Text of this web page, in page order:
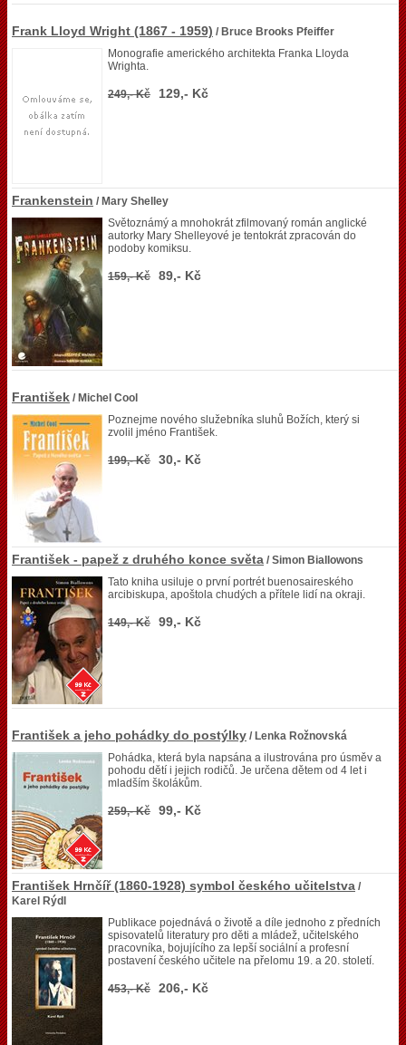
Frank Lloyd Wright (1867 - 1959) / Bruce Brooks Pfeiffer
Monografie amerického architekta Franka Lloyda
Wrighta.
249,- Kč 129,- Kč
Frankenstein / Mary Shelley
Světoznámý a mnohokrát zfilmovaný román anglické
autorky Mary Shelleyové je tentokrát zpracován do
podoby komiksu.
159,- Kč 89,- Kč
František / Michel Cool
Poznejme nového služebníka sluhů Božích, který si
zvolil jméno František.
199,- Kč 30,- Kč
František - papež z druhého konce světa / Simon Biallowons
Tato kniha usiluje o první portrét buenosaireského
arcibiskupa, apoštola chudých a přítele lidí na okraji.
149,- Kč 99,- Kč
František a jeho pohádky do postýlky / Lenka Rožnovská
Pohádka, která byla napsána a ilustrována pro úsměv a
pohodu dětí i jejich rodičů. Je určena dětem od 4 let i
mladším školákům.
259,- Kč 99,- Kč
František Hrnčíř (1860-1928) symbol českého učitelstva /
Karel Rýdl
Publikace pojednává o životě a díle jednoho z předních
spisovatelů literatury pro děti a mládež, učitelského
pracovníka, bojujícího za lepší sociální a profesní
postavení českého učitele na přelomu 19. a 20. století.
453,- Kč 206,- Kč